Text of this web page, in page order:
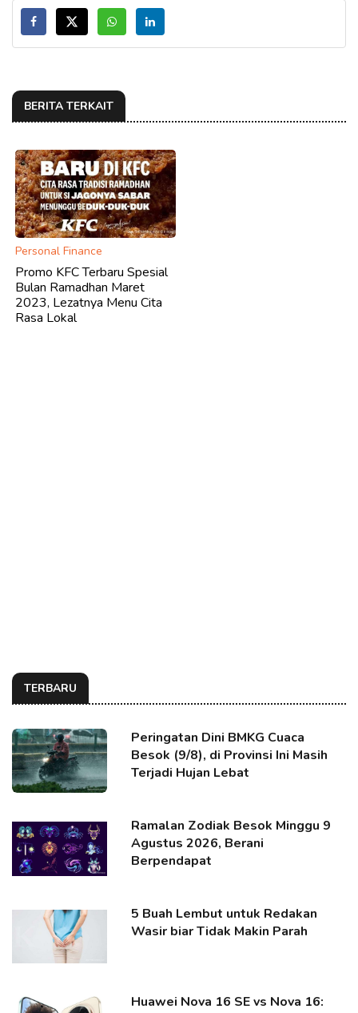
BERITA TERKAIT
Personal Finance
Promo KFC Terbaru Spesial
Bulan Ramadhan Maret
2023, Lezatnya Menu Cita
Rasa Lokal
TERBARU
Peringatan Dini BMKG Cuaca
Besok (9/8), di Provinsi Ini Masih
Terjadi Hujan Lebat
Ramalan Zodiak Besok Minggu 9
Agustus 2026, Berani
Berpendapat
5 Buah Lembut untuk Redakan
Wasir biar Tidak Makin Parah
Huawei Nova 16 SE vs Nova 16: